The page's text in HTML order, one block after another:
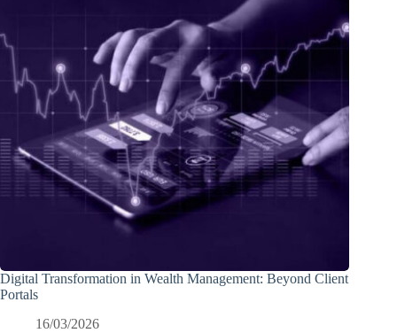
Digital Transformation in Wealth Management: Beyond Client
Portals
16/03/2026